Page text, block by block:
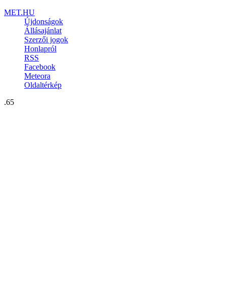
MET.HU
Újdonságok
Állásajánlat
Szerzői jogok
Honlapról
RSS
Facebook
Meteora
Oldaltérkép
.65